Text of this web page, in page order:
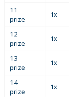
11
prize
1x
12
prize
1x
13
prize
1x
14
prize
1x